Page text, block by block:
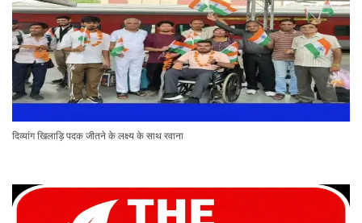
दिव्यांग खिलाड़ि पदक जीतने के लक्ष्य के साथ रवाना